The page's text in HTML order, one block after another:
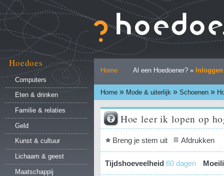
naar
inhoud.
Ga
naar
navigatie
Persoonlijke
hulpmiddelen
Home Al een Hoedoener? » Inloggen
Home » Mode & uiterlijk » Schoenen »
Hoedoes
Computers
Eten & drinken
Familie & relaties
Geld
Kunst & cultuur
Lichaam & geest
Maatschappij
Hoe leer ik lopen op
Document
Breng je stem uit Afdrukken
Tijdshoeveelheid 60 dagen